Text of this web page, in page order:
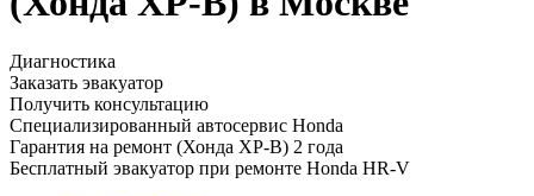
Диагностика
Заказать эвакуатор
Получить консультацию
Специализированный автосервис Honda
Гарантия на ремонт (Хонда ХР-В) 2 года
Бесплатный эвакуатор при ремонте Honda HR-V